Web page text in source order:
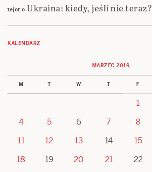
tejot o Ukraina: kiedy, jeśli nie teraz?
KALENDARZ
MARZEC 2019
M T W T F
1
4
5 6 7 8
11
12 13 14 15
18
19 20 21 22